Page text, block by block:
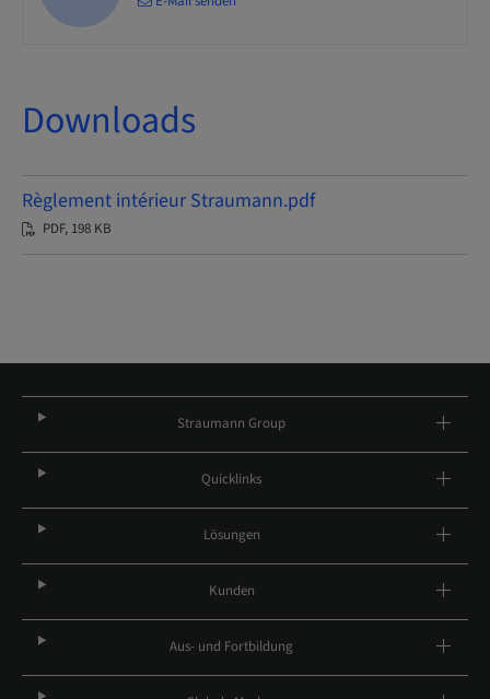
Downloads
Règlement intérieur Straumann.pdf
PDF, 198 KB
Straumann Group
Quicklinks
Lösungen
Kunden
Aus- und Fortbildung